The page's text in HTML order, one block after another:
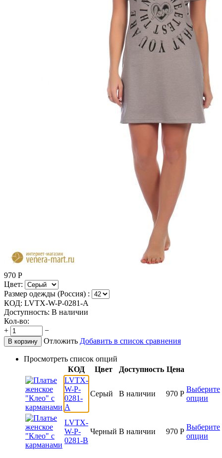
970 Р
Цвет:
Размер одежды (Россия) :
КОД: LVTX-W-P-0281-A
Доступность: В наличии
Кол-во:
+
−
В корзину Отложить Добавить в список сравнения
Просмотреть список опций
КОД
Цвет Доступность Цена
LVTX-
W-P-
0281-
A
Серый В наличии 970 Р
Выберите
опции
LVTX-
W-P-
0281-B
Черный В наличии 970 Р
Выберите
опции